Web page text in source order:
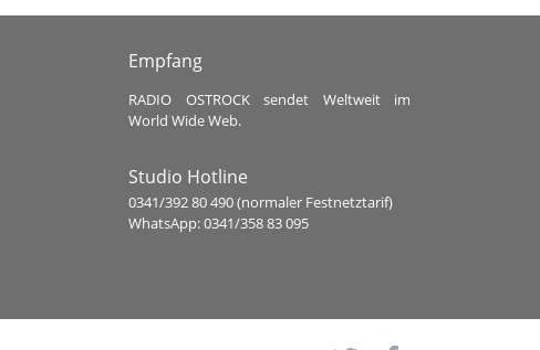
Empfang
RADIO OSTROCK sendet Weltweit im
World Wide Web.
Studio Hotline
0341/392 80 490 (normaler Festnetztarif)
WhatsApp: 0341/358 83 095